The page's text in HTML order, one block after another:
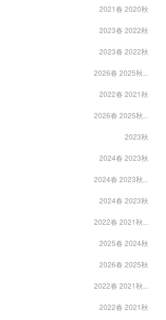
2021春 2020秋
2023春 2022秋
2023春 2022秋
2026春 2025秋...
2022春 2021秋
2026春 2025秋...
2023秋
2024春 2023秋
2024春 2023秋...
2024春 2023秋
2022春 2021秋...
2025春 2024秋
2026春 2025秋
2022春 2021秋...
2022春 2021秋